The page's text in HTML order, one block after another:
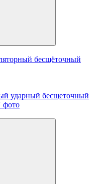
бесщёточный